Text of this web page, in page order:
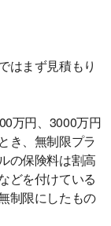
はまず見積もり
万円、3000万円
き、無制限プラ
の保険料は割高
どを付けている
制限にしたもの